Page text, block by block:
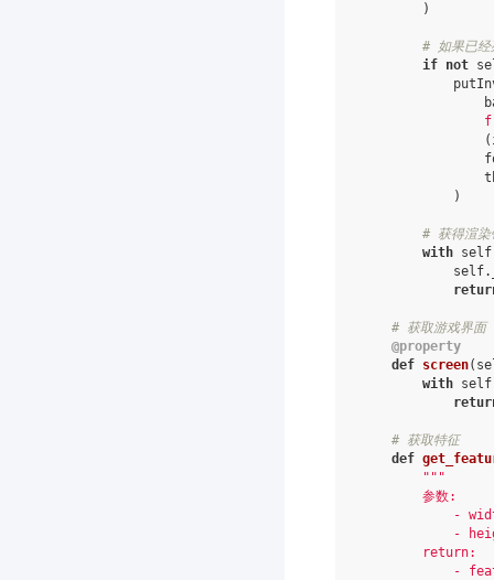
)
# 如果已经
if not
f
(
)
# 获得渲染
with self
self.
# 获取游戏界面
@property
def screen(
with self
# 获取特征
def
"""
        参数:
-
-
        return:
-